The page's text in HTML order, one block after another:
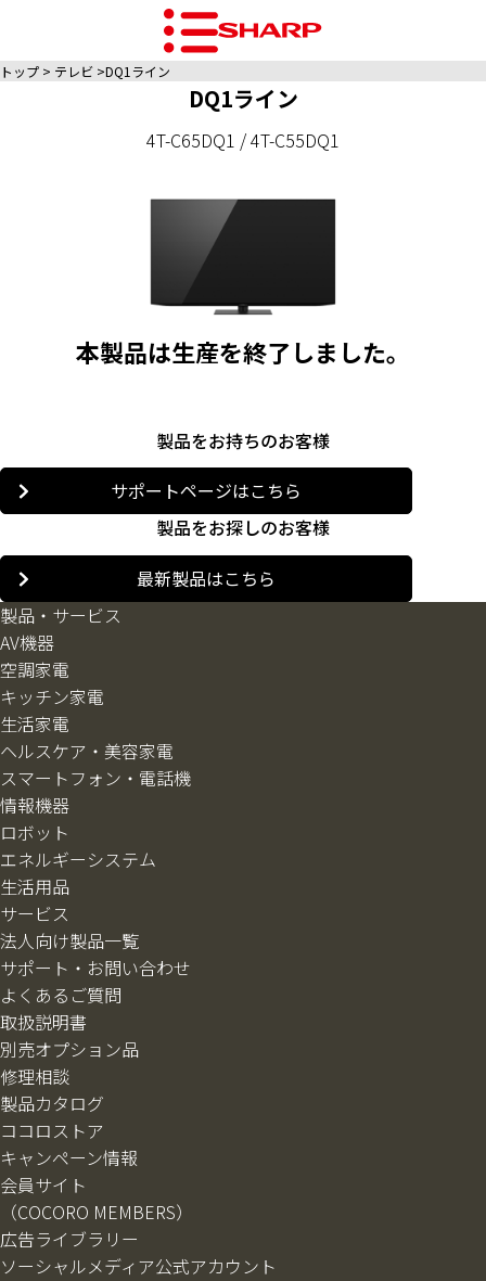
トップ テレビ DQ1ライン
DQ1ライン
4T-C65DQ1 / 4T-C55DQ1
本製品は生産を終了しました。
製品をお持ちのお客様
サポートページはこちら
製品をお探しのお客様
最新製品はこちら
製品・サービス
AV機器
空調家電
キッチン家電
生活家電
ヘルスケア・美容家電
スマートフォン・電話機
情報機器
ロボット
エネルギーシステム
生活用品
サービス
法人向け製品一覧
サポート・お問い合わせ
よくあるご質問
取扱説明書
別売オプション品
修理相談
製品カタログ
ココロストア
キャンペーン情報
会員サイト
（COCORO MEMBERS）
広告ライブラリー
ソーシャルメディア公式アカウント